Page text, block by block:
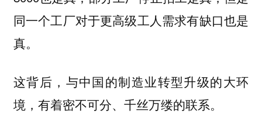
同一个工厂对于更高级工人需求有缺口也是
真。
这背后，与中国的制造业转型升级的大环
境，有着密不可分、千丝万缕的联系。